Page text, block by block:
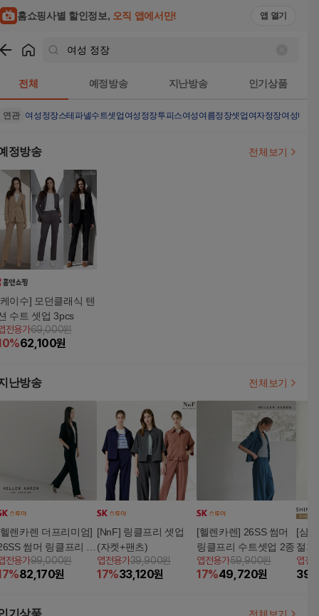
홈쇼핑사별 할인정보, 오직 앱에서만! 앱 열기
전체 예정방송 지난방송 인기상품
연관 여성정장스테파넬수트셋업 여성정장투피스여성여름정장셋업 여자정장여성바지
정방송 전체보기
이수] 모던클래식 텐
수트 셋업 3pcs
전용가69,000원
%62,100원
난방송 전체보기
렌카렌 더프리미엄]
썸머 링클프리 수
셋업 (재킷+팬츠)
전용가99,000원
%82,170원
[NnF] 링클프리 셋업
(자켓+팬츠)
앱전용가39,900원
17%33,120원
[헬렌카렌] 26SS 썸머
링클프리 수트셋업 2종
앱전용가59,900원
17%49,720원
[삼
절기
올데
셋업
앱전
기상품 전체보기
여성 정장 검색결과 | 홈쇼핑모아